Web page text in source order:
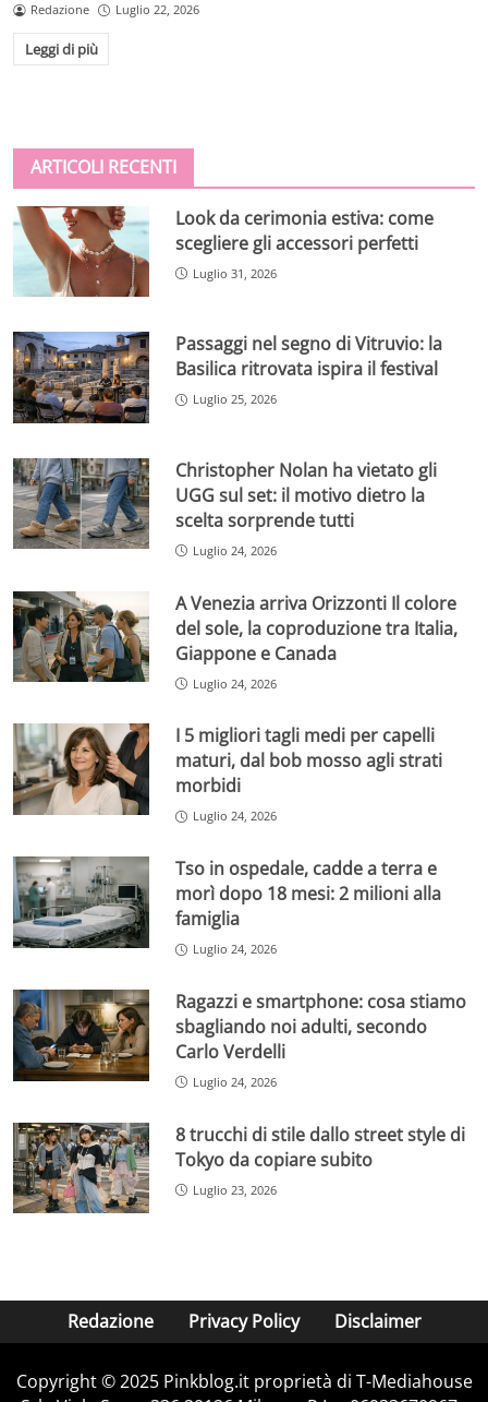
Redazione Luglio 22, 2026
Leggi di più
ARTICOLI RECENTI
Look da cerimonia estiva: come
scegliere gli accessori perfetti
Luglio 31, 2026
Passaggi nel segno di Vitruvio: la
Basilica ritrovata ispira il festival
Luglio 25, 2026
Christopher Nolan ha vietato gli
UGG sul set: il motivo dietro la
scelta sorprende tutti
Luglio 24, 2026
A Venezia arriva Orizzonti Il colore
del sole, la coproduzione tra Italia,
Giappone e Canada
Luglio 24, 2026
I 5 migliori tagli medi per capelli
maturi, dal bob mosso agli strati
morbidi
Luglio 24, 2026
Tso in ospedale, cadde a terra e
morì dopo 18 mesi: 2 milioni alla
famiglia
Luglio 24, 2026
Ragazzi e smartphone: cosa stiamo
sbagliando noi adulti, secondo
Carlo Verdelli
Luglio 24, 2026
8 trucchi di stile dallo street style di
Tokyo da copiare subito
Luglio 23, 2026
Redazione Privacy Policy Disclaimer
Copyright © 2025 Pinkblog.it proprietà di T-Mediahouse